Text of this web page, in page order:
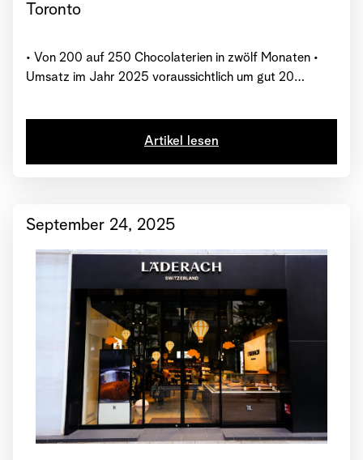
Toronto
• Von 200 auf 250 Chocolaterien in zwölf Monaten •
Umsatz im Jahr 2025 voraussichtlich um gut 20
Artikel lesen
September 24, 2025